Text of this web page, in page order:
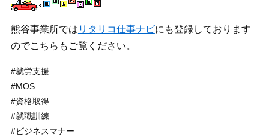
熊谷事業所では リタリコ仕事ナビにも登録しております
のでこちらもご覧ください。
#就労支援
#MOS
#資格取得
#就職訓練
#ビジネスマナー